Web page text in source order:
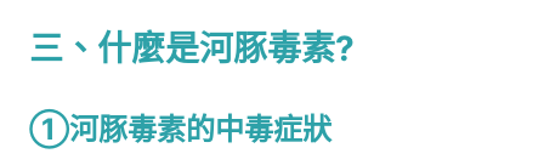
三、什麼是河豚毒素?
①河豚毒素的中毒症狀